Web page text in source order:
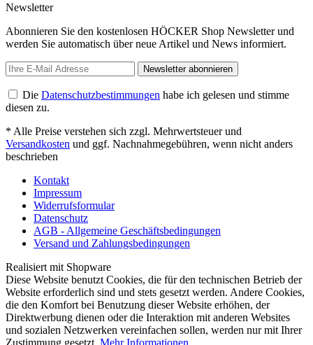
Newsletter
Abonnieren Sie den kostenlosen HÖCKER Shop Newsletter und
werden Sie automatisch über neue Artikel und News informiert.
Newsletter abonnieren
Die Datenschutzbestimmungen habe ich gelesen und stimme
diesen zu.
* Alle Preise verstehen sich zzgl. Mehrwertsteuer und
Versandkosten und ggf. Nachnahmegebühren, wenn nicht anders
beschrieben
Kontakt
Impressum
Widerrufsformular
Datenschutz
AGB - Allgemeine Geschäftsbedingungen
Versand und Zahlungsbedingungen
Realisiert mit Shopware
Diese Website benutzt Cookies, die für den technischen Betrieb der
Website erforderlich sind und stets gesetzt werden. Andere Cookies,
die den Komfort bei Benutzung dieser Website erhöhen, der
Direktwerbung dienen oder die Interaktion mit anderen Websites
und sozialen Netzwerken vereinfachen sollen, werden nur mit Ihrer
Zustimmung gesetzt. Mehr Informationen